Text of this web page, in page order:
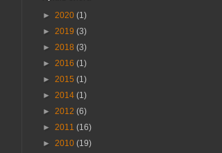
► 2020 (1)
► 2019 (3)
► 2018 (3)
► 2016 (1)
► 2015 (1)
► 2014 (1)
► 2012 (6)
► 2011 (16)
► 2010 (19)